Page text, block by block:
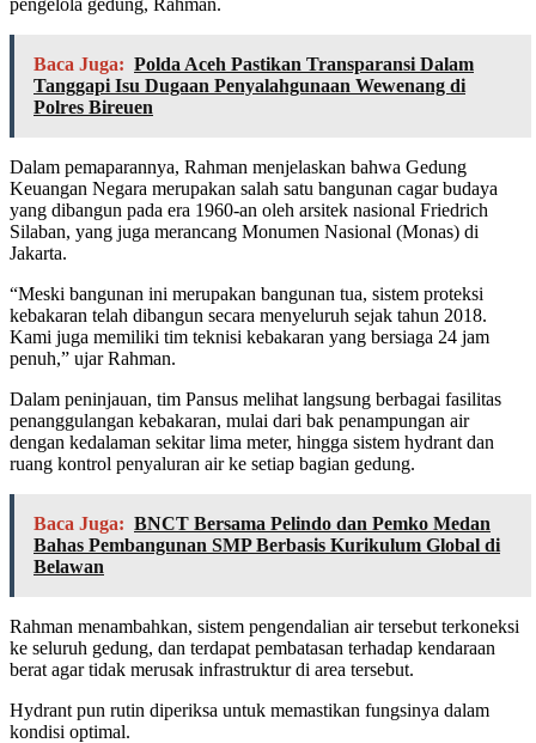
Baca Juga: Polda Aceh Pastikan Transparansi Dalam
Tanggapi Isu Dugaan Penyalahgunaan Wewenang di
Polres Bireuen
Dalam pemaparannya, Rahman menjelaskan bahwa Gedung
Keuangan Negara merupakan salah satu bangunan cagar budaya
yang dibangun pada era 1960-an oleh arsitek nasional Friedrich
Silaban, yang juga merancang Monumen Nasional (Monas) di
Jakarta.
“Meski bangunan ini merupakan bangunan tua, sistem proteksi
kebakaran telah dibangun secara menyeluruh sejak tahun 2018.
Kami juga memiliki tim teknisi kebakaran yang bersiaga 24 jam
penuh,” ujar Rahman.
Dalam peninjauan, tim Pansus melihat langsung berbagai fasilitas
penanggulangan kebakaran, mulai dari bak penampungan air
dengan kedalaman sekitar lima meter, hingga sistem hydrant dan
ruang kontrol penyaluran air ke setiap bagian gedung.
Baca Juga: BNCT Bersama Pelindo dan Pemko Medan
Bahas Pembangunan SMP Berbasis Kurikulum Global di
Belawan
Rahman menambahkan, sistem pengendalian air tersebut terkoneksi
ke seluruh gedung, dan terdapat pembatasan terhadap kendaraan
berat agar tidak merusak infrastruktur di area tersebut.
Hydrant pun rutin diperiksa untuk memastikan fungsinya dalam
kondisi optimal.